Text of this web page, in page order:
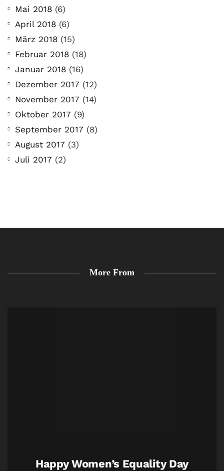
Mai 2018 (6)
April 2018 (6)
März 2018 (15)
Februar 2018 (18)
Januar 2018 (16)
Dezember 2017 (12)
November 2017 (14)
Oktober 2017 (9)
September 2017 (8)
August 2017 (3)
Juli 2017 (2)
More From
Happy Women’s Equality Day